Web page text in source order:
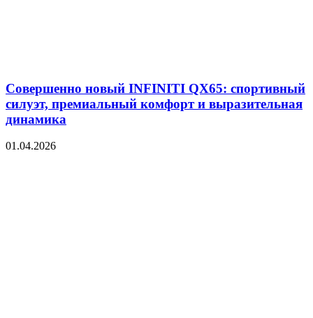
Совершенно новый INFINITI QX65: спортивный
силуэт, премиальный комфорт и выразительная
динамика
01.04.2026